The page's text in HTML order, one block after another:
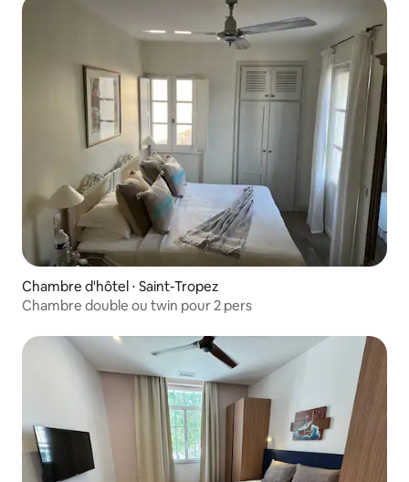
Chambre d'hôtel ⋅ Saint-Tropez
Chambre double ou twin pour 2 pers